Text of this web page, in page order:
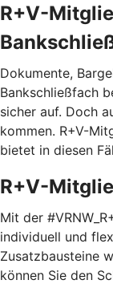
R+V-
Dokumente,
Bankschließfach
sicher auf. Doch
kommen. R+V-
bietet in diesen
R+V-
Mit der
individuell und
Zusatzbausteine
können Sie den